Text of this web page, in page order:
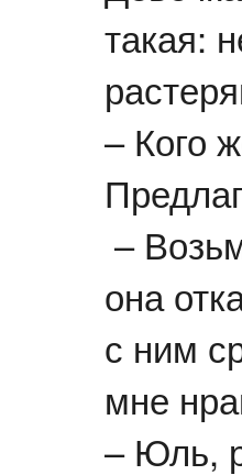
такая:
– Кого
–
она
с ним
мне
– Юль,